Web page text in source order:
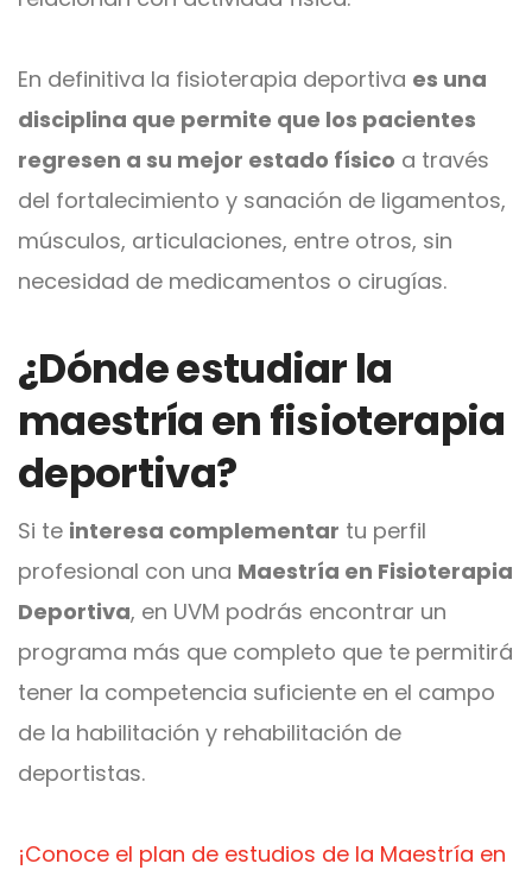
En definitiva la fisioterapia deportiva es una
disciplina que permite que los pacientes
regresen a su mejor estado físico a través
del fortalecimiento y sanación de ligamentos,
músculos, articulaciones, entre otros, sin
necesidad de medicamentos o cirugías.
¿Dónde estudiar la
maestría en fisioterapia
deportiva?
Si te interesa complementar tu perfil
profesional con una Maestría en Fisioterapia
Deportiva, en UVM podrás encontrar un
programa más que completo que te permitirá
tener la competencia suficiente en el campo
de la habilitación y rehabilitación de
deportistas.
¡Conoce el plan de estudios de la Maestría en